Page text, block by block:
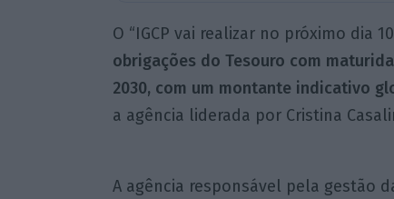
O “IGCP vai realizar no próximo dia
obrigações do Tesouro com
2030, com um montante indicativo
a agência liderada por Cristina
A agência responsável pela gestão